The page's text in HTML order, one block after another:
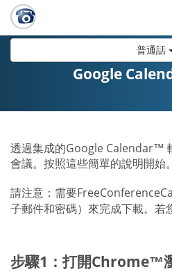
普通話
Google
透過集成的Google Calendar™
會議。按照這些簡單的說明開始。
請注意：需要
子郵件和密碼）來完成下載。若
步驟1：打開Chrome™